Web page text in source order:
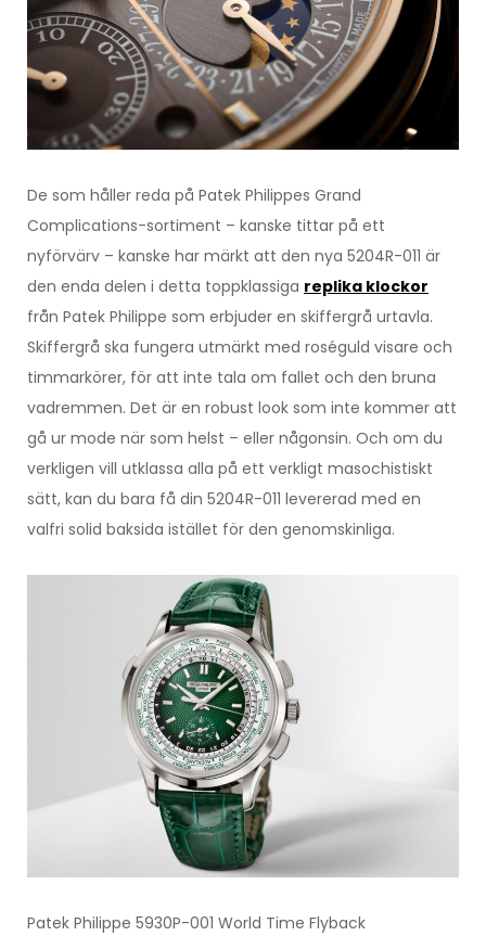
De som håller reda på Patek Philippes Grand
Complications-sortiment – kanske tittar på ett
nyförvärv – kanske har märkt att den nya 5204R-011 är
den enda delen i detta toppklassiga replika klockor
från Patek Philippe som erbjuder en skiffergrå urtavla.
Skiffergrå ska fungera utmärkt med roséguld visare och
timmarkörer, för att inte tala om fallet och den bruna
vadremmen. Det är en robust look som inte kommer att
gå ur mode när som helst – eller någonsin. Och om du
verkligen vill utklassa alla på ett verkligt masochistiskt
sätt, kan du bara få din 5204R-011 levererad med en
valfri solid baksida istället för den genomskinliga.
Patek Philippe 5930P-001 World Time Flyback